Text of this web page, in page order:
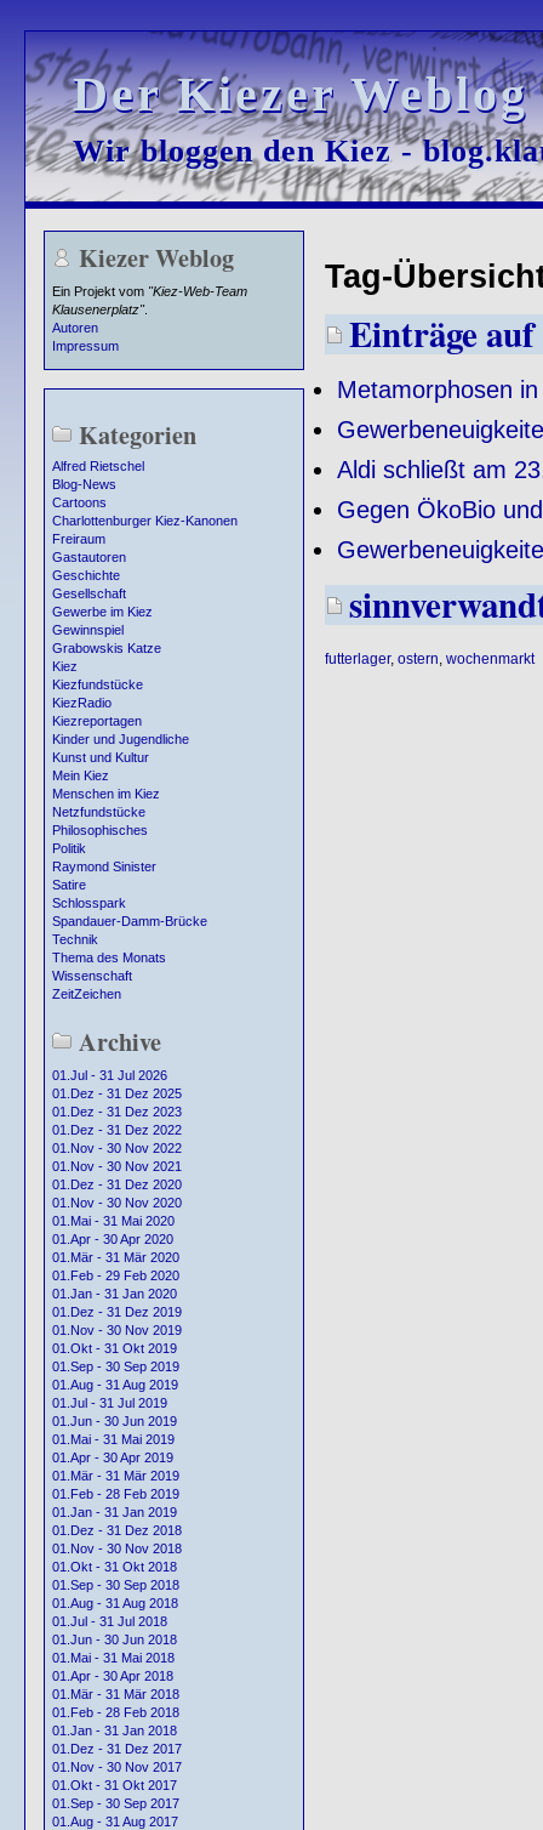
Der Kiezer
Der Kiezer
Wir bloggen den Kiez -
Wir bloggen den Kiez -
Kiezer Weblog
Ein Projekt vom "Kiez-Web-Team
Klausenerplatz".
Autoren
Impressum
Kategorien
Alfred Rietschel
Blog-News
Cartoons
Charlottenburger Kiez-Kanonen
Freiraum
Gastautoren
Geschichte
Gesellschaft
Gewerbe im Kiez
Gewinnspiel
Grabowskis Katze
Kiez
Kiezfundstücke
KiezRadio
Kiezreportagen
Kinder und Jugendliche
Kunst und Kultur
Mein Kiez
Menschen im Kiez
Netzfundstücke
Philosophisches
Politik
Raymond Sinister
Satire
Schlosspark
Spandauer-Damm-Brücke
Technik
Thema des Monats
Wissenschaft
ZeitZeichen
Archive
01.Jul - 31 Jul 2026
01.Dez - 31 Dez 2025
01.Dez - 31 Dez 2023
01.Dez - 31 Dez 2022
01.Nov - 30 Nov 2022
01.Nov - 30 Nov 2021
01.Dez - 31 Dez 2020
01.Nov - 30 Nov 2020
01.Mai - 31 Mai 2020
01.Apr - 30 Apr 2020
01.Mär - 31 Mär 2020
01.Feb - 29 Feb 2020
01.Jan - 31 Jan 2020
01.Dez - 31 Dez 2019
01.Nov - 30 Nov 2019
01.Okt - 31 Okt 2019
01.Sep - 30 Sep 2019
01.Aug - 31 Aug 2019
01.Jul - 31 Jul 2019
01.Jun - 30 Jun 2019
01.Mai - 31 Mai 2019
01.Apr - 30 Apr 2019
01.Mär - 31 Mär 2019
01.Feb - 28 Feb 2019
01.Jan - 31 Jan 2019
01.Dez - 31 Dez 2018
01.Nov - 30 Nov 2018
01.Okt - 31 Okt 2018
01.Sep - 30 Sep 2018
01.Aug - 31 Aug 2018
01.Jul - 31 Jul 2018
01.Jun - 30 Jun 2018
01.Mai - 31 Mai 2018
01.Apr - 30 Apr 2018
01.Mär - 31 Mär 2018
01.Feb - 28 Feb 2018
01.Jan - 31 Jan 2018
01.Dez - 31 Dez 2017
01.Nov - 30 Nov 2017
01.Okt - 31 Okt 2017
01.Sep - 30 Sep 2017
01.Aug - 31 Aug 2017
Tag-
Einträge
Metamorphosen
Aldi schließt am
Gegen ÖkoBio
futterlager, ostern wochenmarkt